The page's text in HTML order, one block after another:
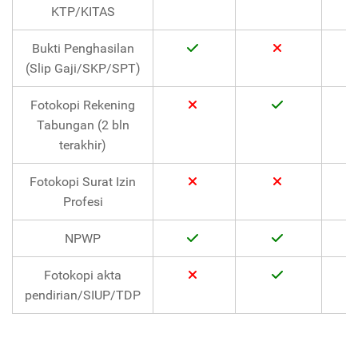
KTP/KITAS
Bukti Penghasilan
(Slip Gaji/SKP/SPT)
Fotokopi Rekening
Tabungan (2 bln
terakhir)
Fotokopi Surat Izin
Profesi
NPWP
Fotokopi akta
pendirian/SIUP/TDP